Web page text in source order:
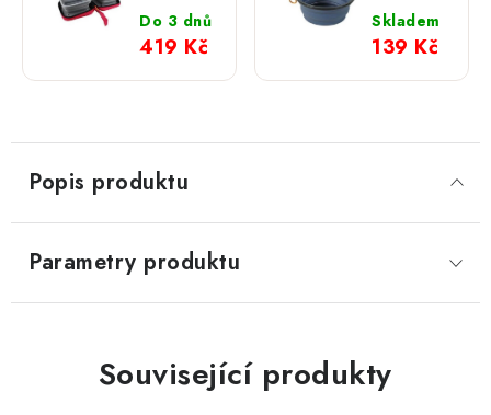
2v1
BIVOUAK
Do 3 dnů
419 Kč
BIVOUAK
silikon
Skladem
139 Kč
Popis produktu
Parametry produktu
Související produkty